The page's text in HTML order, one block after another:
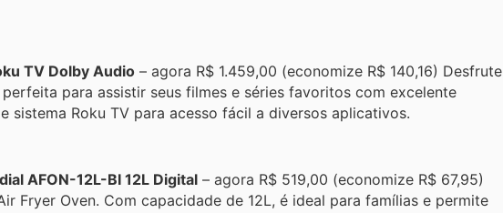
TV Dolby Audio – agora R$ 1.459,00 (economize R$ 140,16) Desfrute
para assistir seus filmes e séries favoritos com excelente
sistema Roku TV para acesso fácil a diversos aplicativos.
AFON-12L-BI 12L Digital – agora R$ 519,00 (economize R$ 67,95)
Fryer Oven. Com capacidade de 12L, é ideal para famílias e permite